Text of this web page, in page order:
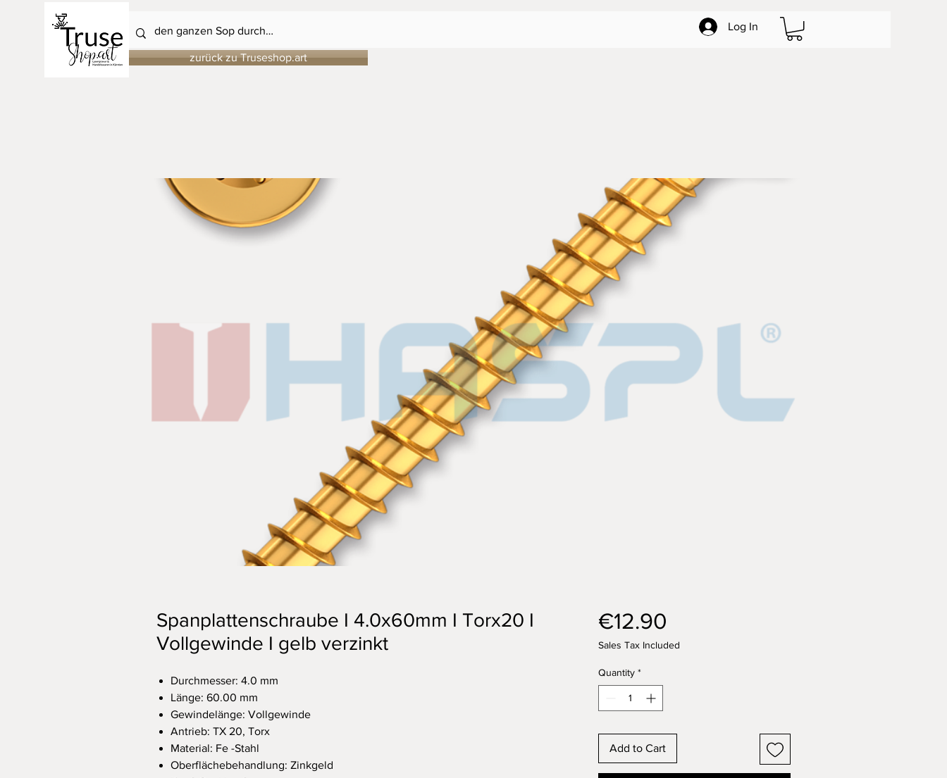
Log In
zurück zu Truseshop.art
Spanplattenschraube I 4.0x60mm I Torx20 I
Vollgewinde I gelb verzinkt
Durchmesser: 4.0 mm
Länge: 60.00 mm
Gewindelänge: Vollgewinde
Antrieb: TX 20, Torx
Material: Fe -Stahl
Oberflächebehandlung: Zinkgeld
€12.90
Sales Tax Included
Quantity *
Add to Cart